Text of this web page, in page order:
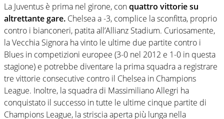
La Juventus è prima nel girone, conquattro vittorie su
altrettante gare. Chelsea a -3, complice la sconfitta, proprio
contro i bianconeri, patita all’Allianz Stadium. Curiosamente,
la Vecchia Signora ha vinto le ultime due partite contro i
Blues in competizioni europee (3-0 nel 2012 e 1-0 in questa
stagione) e potrebbe diventare la prima squadra a registrare
tre vittorie consecutive contro il Chelsea in Champions
League. Inoltre, la squadra di Massimiliano Allegri ha
conquistato il successo in tutte le ultime cinque partite di
Champions League, la striscia aperta più lunga nella